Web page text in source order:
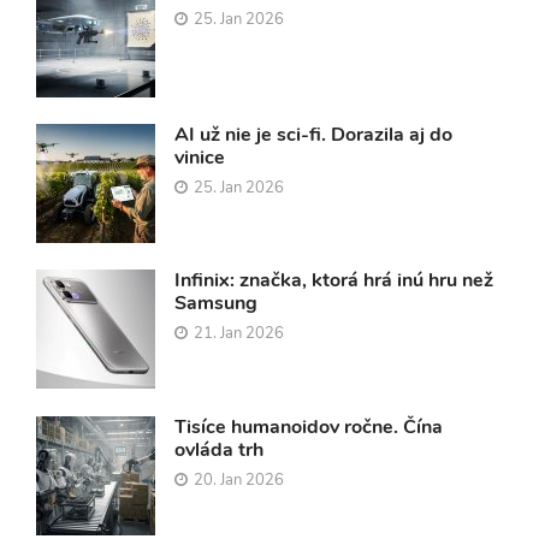
25. Jan 2026
AI už nie je sci-fi. Dorazila aj do
vinice
25. Jan 2026
Infinix: značka, ktorá hrá inú hru než
Samsung
21. Jan 2026
Tisíce humanoidov ročne. Čína
ovláda trh
20. Jan 2026